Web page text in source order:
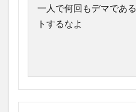
一人で何回もデマであ
トするなよ